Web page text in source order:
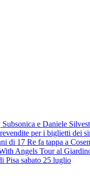
e Daniele
per i biglietti dei
di 17 Re fa tappa a
Angels Tour al
Pisa sabato 25 luglio